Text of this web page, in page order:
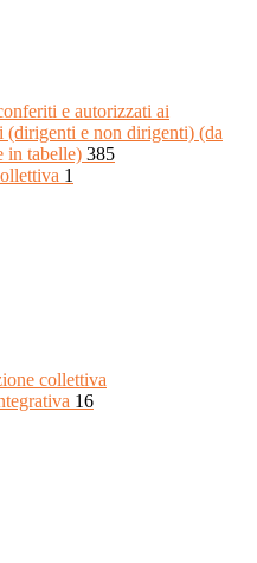
e autorizzati ai
(dirigenti e non dirigenti) (da
in tabelle) 385
1
collettiva
16